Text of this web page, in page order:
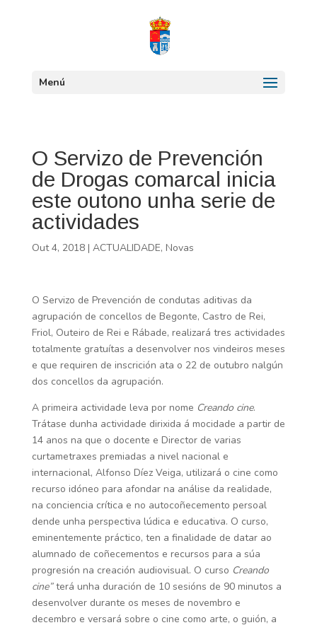
Menú
O Servizo de Prevención
de Drogas comarcal inicia
este outono unha serie de
actividades
Out 4, 2018| ACTUALIDADE, Novas
O Servizo de Prevención de condutas aditivas da
agrupación de concellos de Begonte, Castro de Rei,
Friol, Outeiro de Rei e Rábade, realizará tres actividades
totalmente gratuítas a desenvolver nos vindeiros meses
e que requiren de inscrición ata o 22 de outubro nalgún
dos concellos da agrupación.
A primeira actividade leva por nome Creando cine.
Trátase dunha actividade dirixida á mocidade a partir de
14 anos na que o docente e Director de varias
curtametraxes premiadas a nivel nacional e
internacional, Alfonso Díez Veiga, utilizará o cine como
recurso idóneo para afondar na análise da realidade,
na conciencia crítica e no autocoñecemento persoal
dende unha perspectiva lúdica e educativa. O curso,
eminentemente práctico, ten a finalidade de datar ao
alumnado de coñecementos e recursos para a súa
progresión na creación audiovisual. O curso Creando
cine”terá unha duración de 10 sesións de 90 minutos a
desenvolver durante os meses de novembro e
decembro e versará sobre o cine como arte, o guión, a